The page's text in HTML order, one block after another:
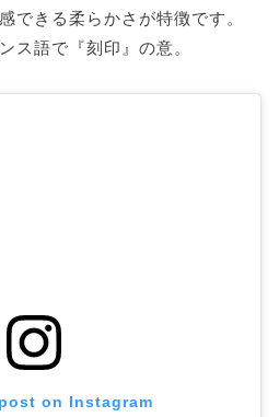
できる柔らかさが特徴です。
ス語で『刻印』の意。
on Instagram